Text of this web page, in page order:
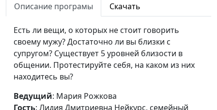
предательства
победителем?
Мария Рожкова,
Лидия Дмитриевна
Нейкурс, семейный
консультант
#300
Как ребенку пережить
развод родителей
Нейкурс, семейный
консультант
Описание програмы Скачать
Есть ли вещи, о которых не стоит говорить
своему мужу? Достаточно ли вы близки с
супругом? Существует 5 уровней близости в
общении. Протестируйте себя, на каком из них
находитесь вы?
Ведущий: Мария Рожкова
Гость: Лидия Дмитриевна Нейкурс, семейный